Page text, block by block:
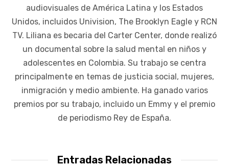
audiovisuales de América Latina y los Estados
Unidos, incluidos Univision, The Brooklyn Eagle y RCN
TV. Liliana es becaria del Carter Center, donde realizó
un documental sobre la salud mental en niños y
adolescentes en Colombia. Su trabajo se centra
principalmente en temas de justicia social, mujeres,
inmigración y medio ambiente. Ha ganado varios
premios por su trabajo, incluido un Emmy y el premio
de periodismo Rey de España.
Entradas Relacionadas